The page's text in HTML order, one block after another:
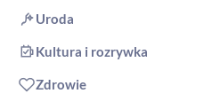
Uroda
Kultura i rozrywka
Zdrowie